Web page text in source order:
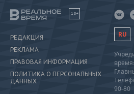
18+
РЕДАКЦИЯ
РЕКЛАМА
ПРАВОВАЯ ИНФОРМАЦИЯ
ПОЛИТИКА О ПЕРСОНАЛЬНЫХ
ДАННЫХ
RU
90-80